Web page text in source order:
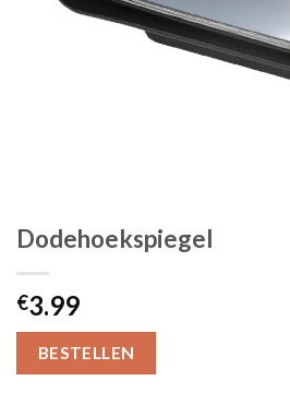
Dodehoekspiegel
€3.99
BESTELLEN